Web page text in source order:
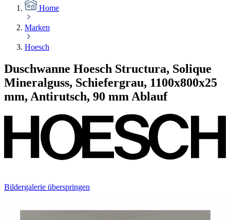
Home
Marken
Hoesch
Duschwanne Hoesch Structura, Solique
Mineralguss, Schiefergrau, 1100x800x25
mm, Antirutsch, 90 mm Ablauf
Bildergalerie überspringen